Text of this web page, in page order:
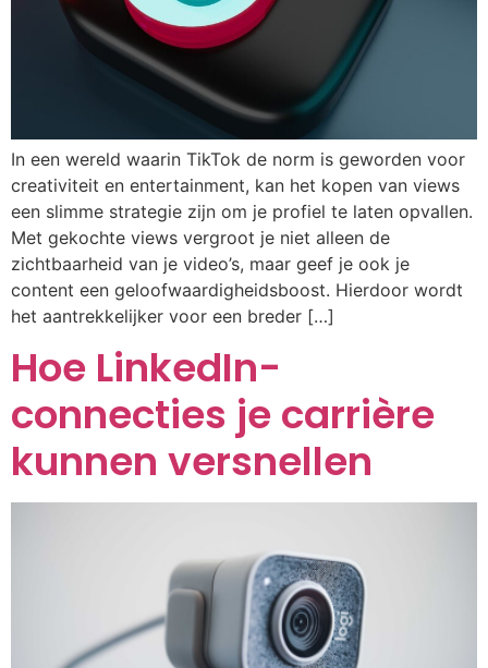
In een wereld waarin TikTok de norm is geworden voor
creativiteit en entertainment, kan het kopen van views
een slimme strategie zijn om je profiel te laten opvallen.
Met gekochte views vergroot je niet alleen de
zichtbaarheid van je video’s, maar geef je ook je
content een geloofwaardigheidsboost. Hierdoor wordt
het aantrekkelijker voor een breder […]
Hoe LinkedIn-
connecties je carrière
kunnen versnellen